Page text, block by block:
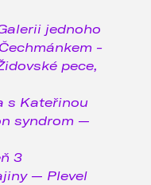
jednoho
-
pece,
s Kateřinou
syndrom —
3
— Plevel